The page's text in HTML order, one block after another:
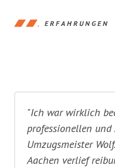
ERFAHRUNGEN
"Ich war wirklich
professionellen
Umzugsmeister
Aachen verlief